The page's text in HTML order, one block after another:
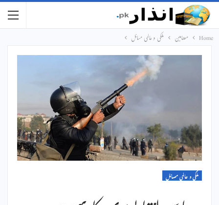
Home مضامین ملکی و عالمی مسائل
ملکی و عالمی مسائل